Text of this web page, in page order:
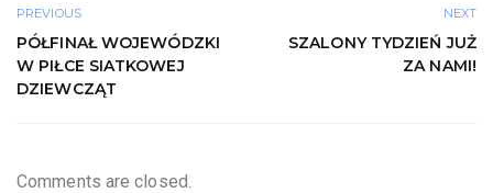
PREVIOUS
PÓŁFINAŁ WOJEWÓDZKI
W PIŁCE SIATKOWEJ
DZIEWCZĄT
NEXT
SZALONY TYDZIEŃ JUŻ
ZA NAMI!
Comments are closed.